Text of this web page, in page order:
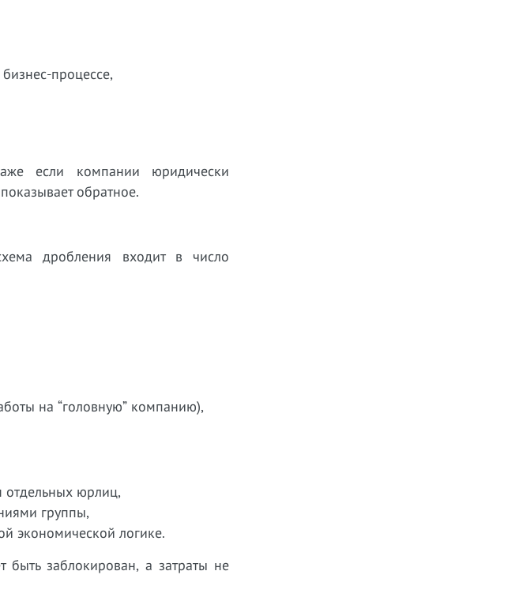
процессе,
если компании юридически
обратное.
дробления входит в число
на “головную” компанию),
отдельных юрлиц,
группы,
экономической логике.
заблокирован, а затраты не